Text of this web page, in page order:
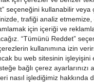
tasarruf
edin
Düğün, Doğum Günü, Tatil Partisi Dekorasyonu, Kadınlar İçin Ev Hediyesi, Taze veya Kurutulmuş Çiçekler İçin Uygundur
-3% 1 Adet Ahşap Çiçekli Duvar Dekor Süsü,
447,78TL
seçeneğini kullanabilir
trafiği analiz
için içeriği ve
“Tümünü Reddet”
kullanımına izin
bu web sitesinin işleyişini
bağlı çerez
nasıl işlediğimiz hakkında